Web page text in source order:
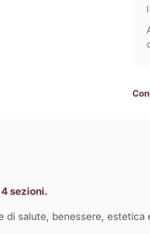
sezioni.
di salute, benessere, estetica